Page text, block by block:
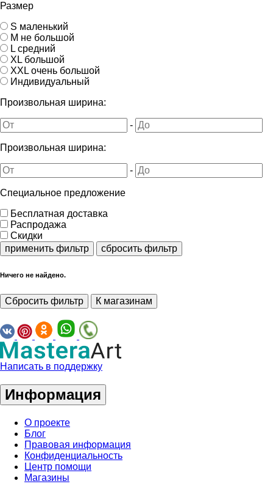
Размер
S маленький
M не большой
L средний
XL большой
XXL очень большой
Индивидуальный
Произвольная ширина:
-
Произвольная ширина:
-
Специальное предложение
Бесплатная доставка
Распродажа
Скидки
применить фильтр
сбросить фильтр
Ничего не найдено.
Сбросить фильтр К магазинам
Написать в поддержку
Информация
О проекте
Блог
Правовая информация
Конфиденциальность
Центр помощи
Магазины